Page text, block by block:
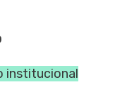
institucional